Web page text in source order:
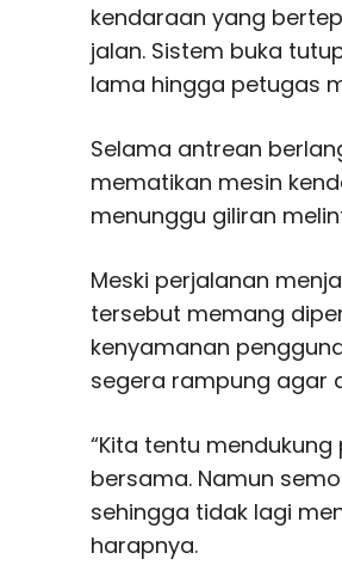
kendaraan yang
jalan. Sistem buka
lama hingga petugas
Selama antrean
mematikan mesin
menunggu giliran
Meski perjalanan
tersebut memang
kenyamanan
segera rampung agar
“Kita tentu
bersama. Namun
sehingga tidak lagi
harapnya.